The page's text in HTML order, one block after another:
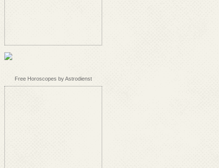
Free Horoscopes by Astrodienst